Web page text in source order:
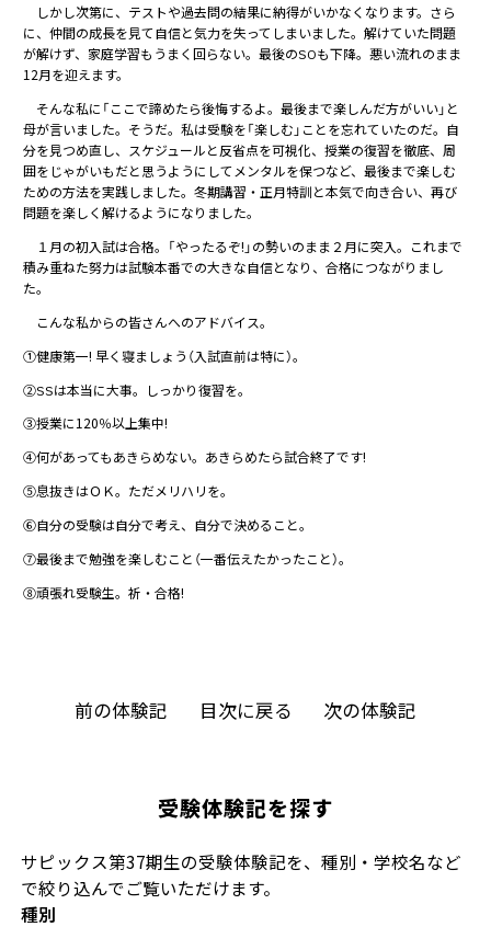
受験体験記を探す
サピックス第37期生の受験体験記を、種別・学校名など
で絞り込んでご覧いただけます。
種別
しかし次第に、テストや過去問の結果に納得がいかなくなります。さら
に、仲間の成長を見て自信と気力を失ってしまいました。解けていた問題
が解けず、家庭学習もうまく回らない。最後のSOも下降。悪い流れのまま
12月を迎えます。
そんな私に「ここで諦めたら後悔するよ。最後まで楽しんだ方がいい」と
母が言いました。そうだ。私は受験を「楽しむ」ことを忘れていたのだ。自
分を見つめ直し、スケジュールと反省点を可視化、授業の復習を徹底、周
囲をじゃがいもだと思うようにしてメンタルを保つなど、最後まで楽しむ
ための方法を実践しました。冬期講習・正月特訓と本気で向き合い、再び
問題を楽しく解けるようになりました。
１月の初入試は合格。「やったるぞ!」の勢いのまま２月に突入。これまで
積み重ねた努力は試験本番での大きな自信となり、合格につながりまし
た。
こんな私からの皆さんへのアドバイス。
①健康第一! 早く寝ましょう（入試直前は特に）。
②SSは本当に大事。しっかり復習を。
③授業に120％以上集中!
④何があってもあきらめない。あきらめたら試合終了です!
⑤息抜きはＯＫ。ただメリハリを。
⑥自分の受験は自分で考え、自分で決めること。
⑦最後まで勉強を楽しむこと（一番伝えたかったこと）。
⑧頑張れ受験生。祈・合格!
前の体験記 目次に戻る 次の体験記